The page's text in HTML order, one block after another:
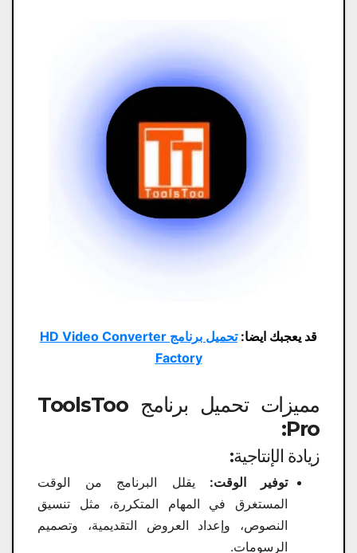
قد يعجبك ايضا:
تحميل برنامج HD Video Converter
Factory
مميزات تحميل برنامج ToolsToo
Pro:
زيادة الإنتاجية:
توفير الوقت: يقلل البرنامج من الوقت
المستغرق في المهام المتكررة، مثل تنسيق
النصوص، وإعداد العروض التقديمية، وتصميم
الرسومات.